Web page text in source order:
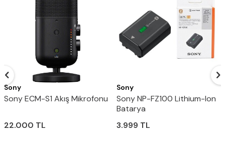
Sony
Sony ECM-S1 Akış Mikrofonu
22.000 TL
Sony
Sony NP-FZ100 Lithium-Ion
Batarya
3.999 TL